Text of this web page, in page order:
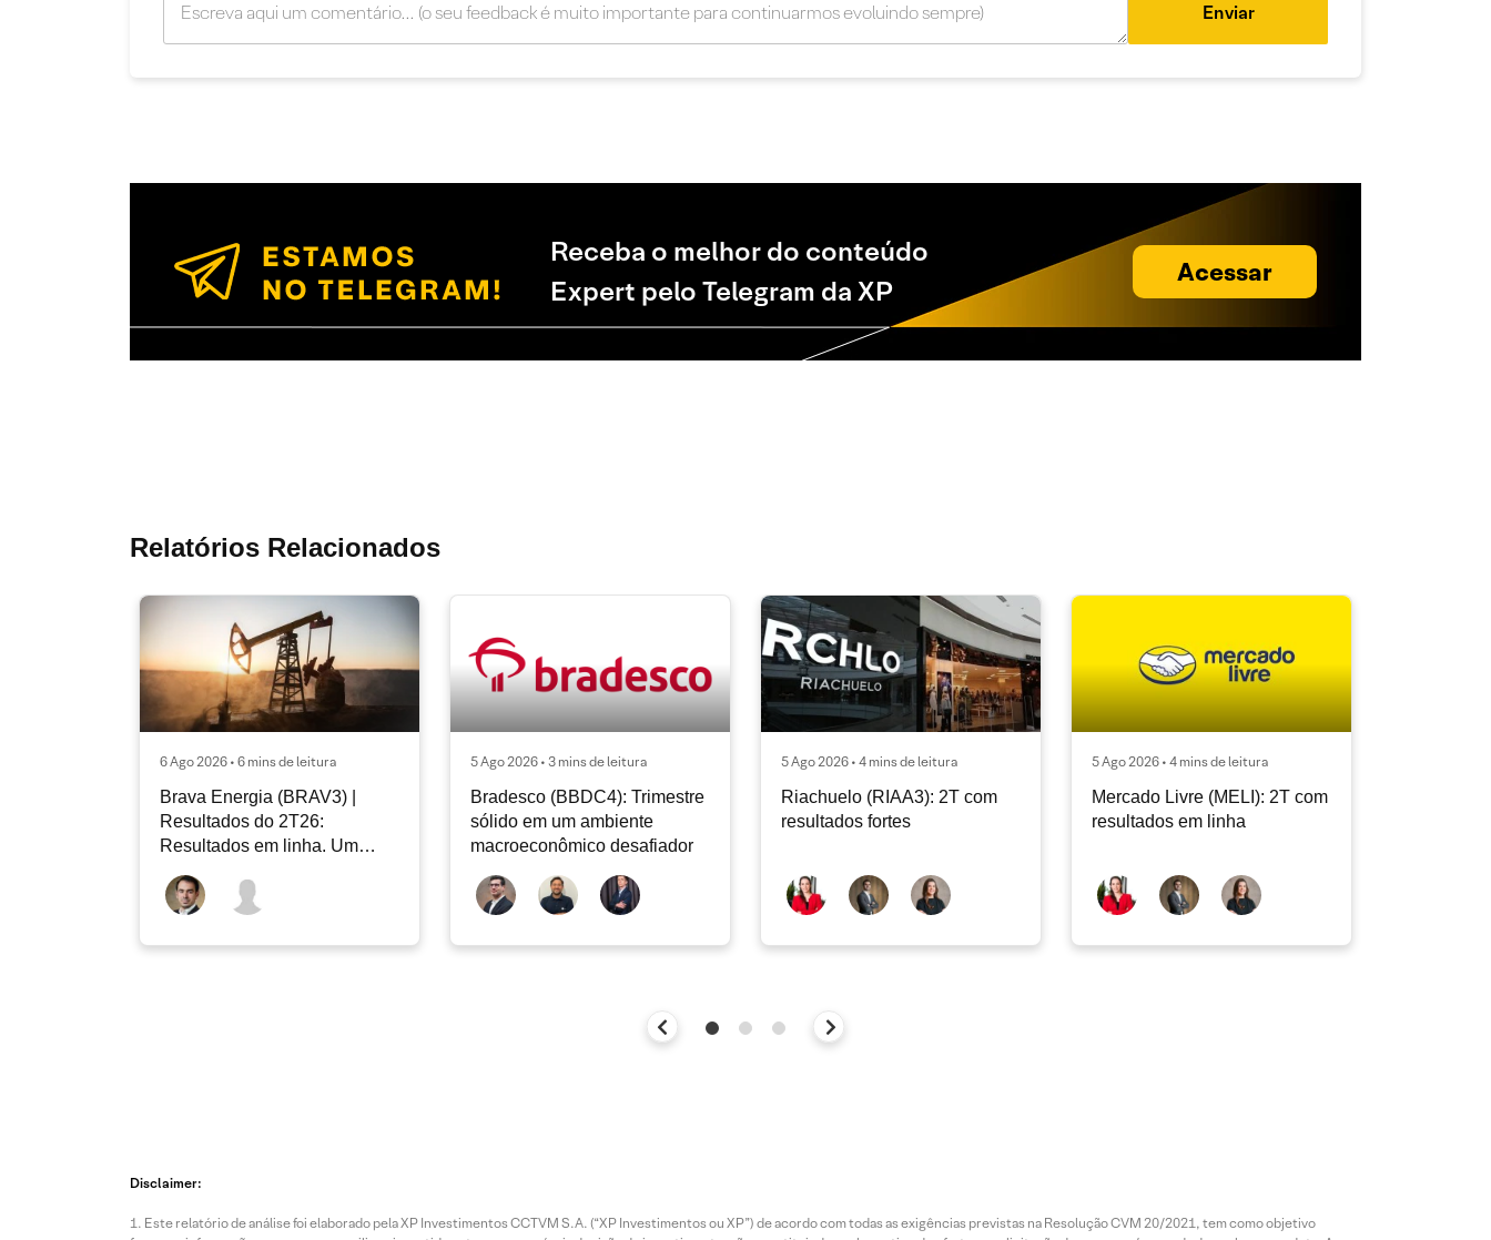
Enviar
Receba o melhor do conteúdo
Expert pelo Telegram da XP
Acessar
Relatórios Relacionados
6 Ago 2026 • 6 mins de leitura
Brava Energia (BRAV3) |
Resultados do 2T26:
Resultados em linha. Um
5 Ago 2026 • 3 mins de leitura
Bradesco (BBDC4): Trimestre
sólido em um ambiente
macroeconômico desafiador
5 Ago 2026 • 4 mins de leitura
Riachuelo (RIAA3): 2T com
resultados fortes
5 Ago 2026 • 4 mins de leitura
Mercado Livre (MELI): 2T com
resultados em linha
Disclaimer:
Este relatório de análise foi elaborado pela XP Investimentos CCTVM S.A. (“XP Investimentos ou XP”) de acordo com todas as exigências previstas na Resolução CVM 20/2021, tem como objetivo